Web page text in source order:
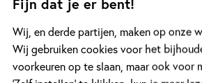
Wij, en derde partijen, maken op onze
Wij gebruiken cookies voor het
voorkeuren op te slaan, maar ook voor
Lees meer